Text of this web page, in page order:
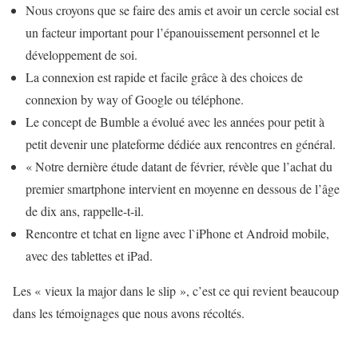
Nous croyons que se faire des amis et avoir un cercle social est
un facteur important pour l’épanouissement personnel et le
développement de soi.
La connexion est rapide et facile grâce à des choices de
connexion by way of Google ou téléphone.
Le concept de Bumble a évolué avec les années pour petit à
petit devenir une plateforme dédiée aux rencontres en général.
« Notre dernière étude datant de février, révèle que l’achat du
premier smartphone intervient en moyenne en dessous de l’âge
de dix ans, rappelle-t-il.
Rencontre et tchat en ligne avec l`iPhone et Android mobile,
avec des tablettes et iPad.
Les « vieux la major dans le slip », c’est ce qui revient beaucoup
dans les témoignages que nous avons récoltés.